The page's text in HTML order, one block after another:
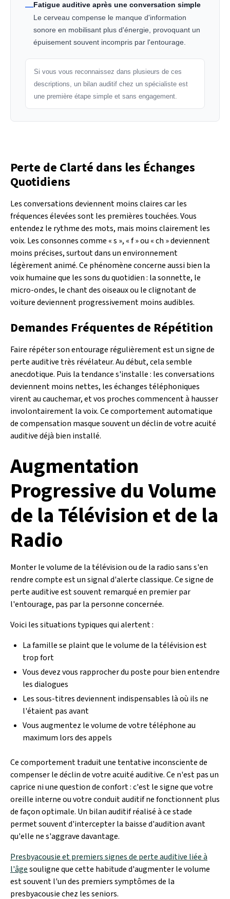
—Fatigue auditive après une conversation simple
Le cerveau compense le manque d'information
sonore en mobilisant plus d'énergie, provoquant un
épuisement souvent incompris par l'entourage.
Si vous vous reconnaissez dans plusieurs de ces
descriptions, un bilan auditif chez un spécialiste est
une première étape simple et sans engagement.
Perte de Clarté dans les Échanges
Quotidiens
Les conversations deviennent moins claires car les
fréquences élevées sont les premières touchées. Vous
entendez le rythme des mots, mais moins clairement les
voix. Les consonnes comme « s », « f » ou « ch » deviennent
moins précises, surtout dans un environnement
légèrement animé. Ce phénomène concerne aussi bien la
voix humaine que les sons du quotidien : la sonnette, le
micro-ondes, le chant des oiseaux ou le clignotant de
voiture deviennent progressivement moins audibles.
Demandes Fréquentes de Répétition
Faire répéter son entourage régulièrement est un signe de
perte auditive très révélateur. Au début, cela semble
anecdotique. Puis la tendance s'installe : les conversations
deviennent moins nettes, les échanges téléphoniques
virent au cauchemar, et vos proches commencent à hausser
involontairement la voix. Ce comportement automatique
de compensation masque souvent un déclin de votre acuité
auditive déjà bien installé.
Augmentation
Progressive du Volume
de la Télévision et de la
Radio
Monter le volume de la télévision ou de la radio sans s'en
rendre compte est un signal d'alerte classique. Ce signe de
perte auditive est souvent remarqué en premier par
l'entourage, pas par la personne concernée.
Voici les situations typiques qui alertent :
La famille se plaint que le volume de la télévision est
trop fort
Vous devez vous rapprocher du poste pour bien entendre
les dialogues
Les sous-titres deviennent indispensables là où ils ne
l'étaient pas avant
Vous augmentez le volume de votre téléphone au
maximum lors des appels
Ce comportement traduit une tentative inconsciente de
compenser le déclin de votre acuité auditive. Ce n'est pas un
caprice ni une question de confort : c'est le signe que votre
oreille interne ou votre conduit auditif ne fonctionnent plus
de façon optimale. Un bilan auditif réalisé à ce stade
permet souvent d'intercepter la baisse d'audition avant
qu'elle ne s'aggrave davantage.
Presbyacousie et premiers signes de perte auditive liée à
l'âgesouligne que cette habitude d'augmenter le volume
est souvent l'un des premiers symptômes de la
presbyacousie chez les seniors.